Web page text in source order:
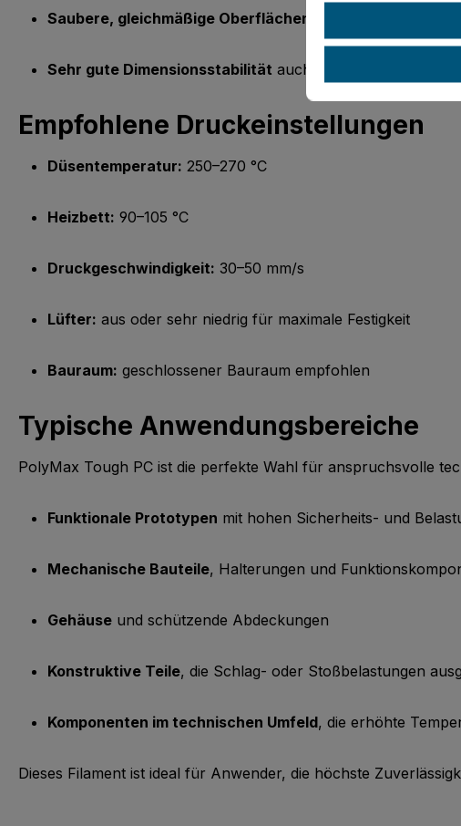
Saubere, gleichmäßige Oberflächenqualität für
Sehr gute Dimensionsstabilität auch bei größeren
Empfohlene Druckeinstellungen
Düsentemperatur: 250–270 °C
Heizbett: 90–105 °C
Druckgeschwindigkeit: 30–50 mm/s
Lüfter: aus oder sehr niedrig für maximale Festigkeit
Bauraum: geschlossener Bauraum empfohlen
Typische Anwendungsbereiche
PolyMax Tough PC ist die perfekte Wahl für anspruchsvolle
Funktionale Prototypen mit hohen Sicherheits- und
Mechanische Bauteile, Halterungen und
Gehäuse und schützende Abdeckungen
Konstruktive Teile, die Schlag- oder Stoßbelastungen
Komponenten im technischen Umfeld, die erhöhte
Dieses Filament ist ideal für Anwender, die höchste